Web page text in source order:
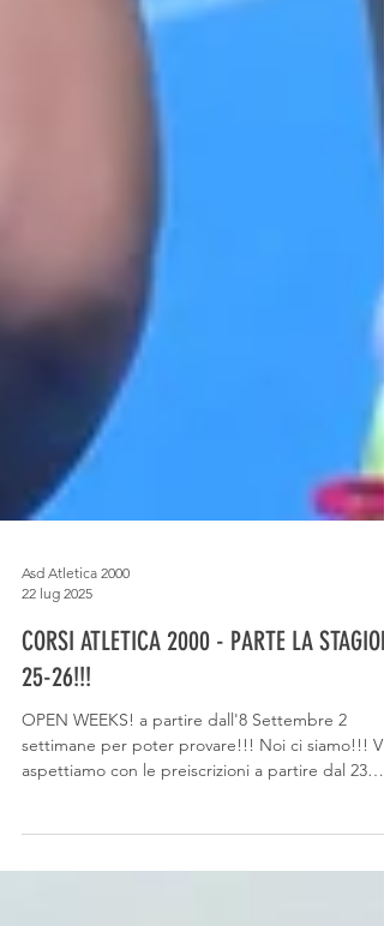
Asd Atletica 2000
22 lug 2025
CORSI ATLETICA 2000 - PARTE LA
25-26!!!
settimane per poter provare!!! Noi ci siamo!!! Vi
aspettiamo con le preiscrizioni a partire dal 23